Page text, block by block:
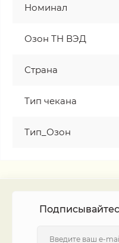
Номинал
Озон ТН ВЭД
Страна
Тип чекана
Тип_Озон